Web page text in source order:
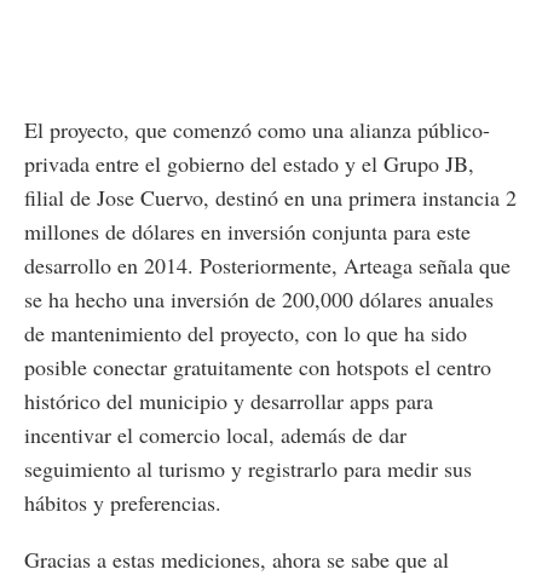
El proyecto, que comenzó como una alianza público-
privada entre el gobierno del estado y el Grupo JB,
filial de Jose Cuervo, destinó en una primera instancia 2
millones de dólares en inversión conjunta para este
desarrollo en 2014. Posteriormente, Arteaga señala que
se ha hecho una inversión de 200,000 dólares anuales
de mantenimiento del proyecto, con lo que ha sido
posible conectar gratuitamente con hotspots el centro
histórico del municipio y desarrollar apps para
incentivar el comercio local, además de dar
seguimiento al turismo y registrarlo para medir sus
hábitos y preferencias.
Gracias a estas mediciones, ahora se sabe que al